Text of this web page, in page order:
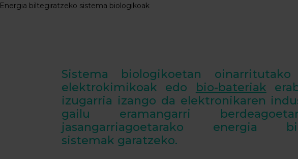
Energia biltegiratzeko sistema biologikoak
Sistema biologikoetan oinarritutako
elektrokimikoak edo bio-bateriak
izugarria izango da elektronikaren
gailu eramangarri
jasangarriagoetarako energia
sistemak garatzeko.